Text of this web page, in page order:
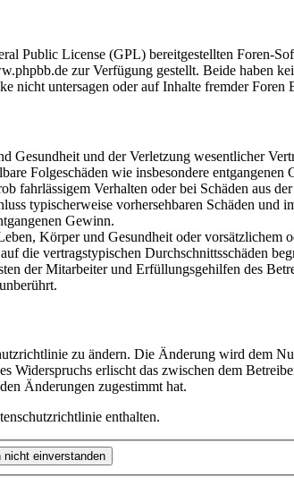
Public License (GPL) bereitgestellten Foren-
zur Verfügung gestellt. Beide haben
nicht untersagen oder auf Inhalte fremder Foren
Gesundheit und der Verletzung wesentlicher
Folgeschäden wie insbesondere entgangenen
fahrlässigem Verhalten oder bei Schäden aus
typischerweise vorhersehbaren Schäden und
Gewinn.
Körper und Gesundheit oder vorsätzlichem
die vertragstypischen Durchschnittsschäden
der Mitarbeiter und Erfüllungsgehilfen des
zu ändern. Die Änderung wird dem
Widerspruchs erlischt das zwischen dem
Änderungen zugestimmt hat.
enthalten.